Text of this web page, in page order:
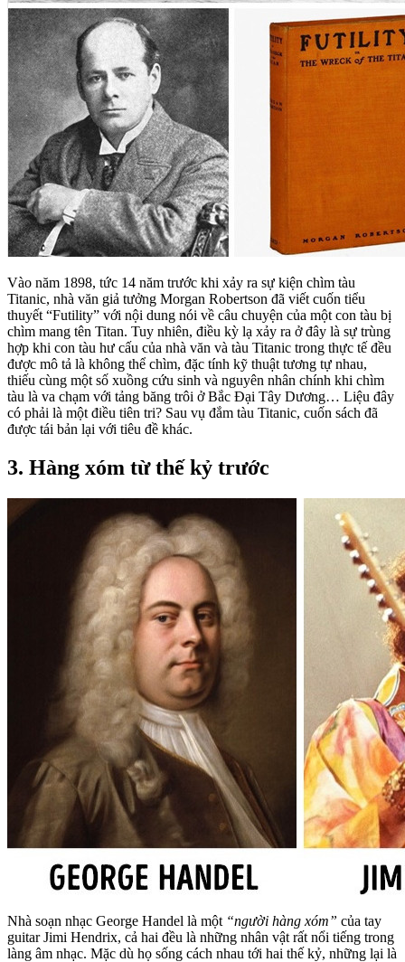
Vào năm 1898, tức 14 năm trước khi xảy ra sự kiện chìm tàu
Titanic, nhà văn giả tưởng Morgan Robertson đã viết cuốn tiểu
thuyết “Futility” với nội dung nói về câu chuyện của một con tàu bị
chìm mang tên Titan. Tuy nhiên, điều kỳ lạ xảy ra ở đây là sự trùng
hợp khi con tàu hư cấu của nhà văn và tàu Titanic trong thực tế đều
được mô tả là không thể chìm, đặc tính kỹ thuật tương tự nhau,
thiếu cùng một số xuồng cứu sinh và nguyên nhân chính khi chìm
tàu là va chạm với tảng băng trôi ở Bắc Đại Tây Dương… Liệu đây
có phải là một điều tiên tri? Sau vụ đắm tàu Titanic, cuốn sách đã
được tái bản lại với tiêu đề khác.
3. Hàng xóm từ thế kỷ trước
Nhà soạn nhạc George Handel là một “người hàng xóm” của tay
guitar Jimi Hendrix, cả hai đều là những nhân vật rất nổi tiếng trong
làng âm nhạc. Mặc dù họ sống cách nhau tới hai thế kỷ, những lại là